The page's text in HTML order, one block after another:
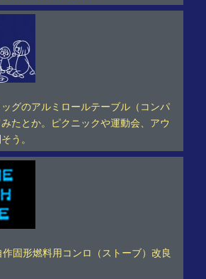
グのアルミロールテーブル（コンパ
たとか。ピクニックや運動会、アウ
う。
固形燃料用コンロ（ストーブ）改良